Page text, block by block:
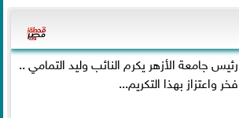
رئيس جامعة الأزهر يكرم النائب وليد التمامي ..
فخر واعتزاز بهذا التكريم...